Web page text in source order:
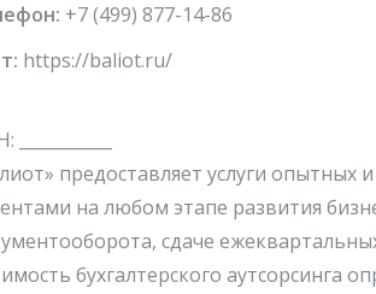
+7 (499) 877-14-86
https://baliot.ru/
предоставляет услуги
на любом этапе развития
сдаче
бухгалтерского аутсорсинга